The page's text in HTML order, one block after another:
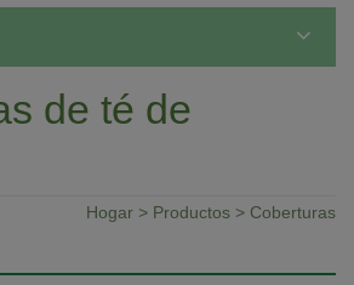
de té de
Hogar > Productos > Coberturas